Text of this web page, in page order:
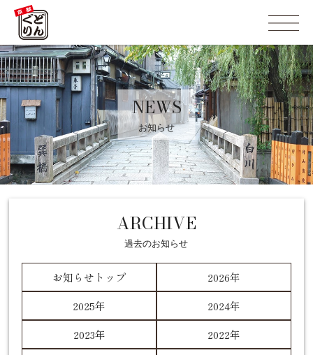
NEWS
お知らせ
ARCHIVE
過去のお知らせ
お知らせトップ
2026年
2025年
2024年
2023年
2022年